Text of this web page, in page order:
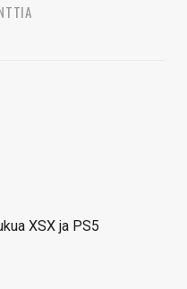
XSX ja PS5